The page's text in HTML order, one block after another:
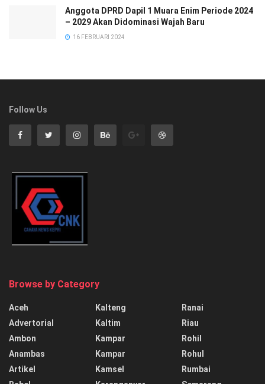
Anggota DPRD Dapil 1 Muara Enim Periode 2024
– 2029 Akan Didominasi Wajah Baru
16 FEBRUARI 2024
Follow Us
Browse by Category
Aceh
Advertorial
Ambon
Anambas
Artikel
Kalteng
Kaltim
Kampar
Kampar
Kamsel
Ranai
Riau
Rohil
Rohul
Rumbai